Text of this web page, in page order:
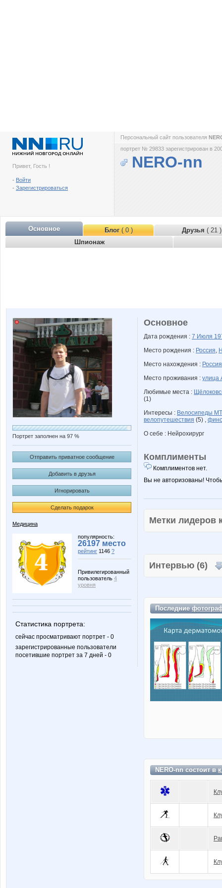
Привет, Гость !
- Войти
- Зарегистрироваться
Персональный сайт пользователя
портрет № 29833 зарегистрирован в
NERO-nn
Основное Блог( 0 ) Друзья ( 21 )
Шпионаж
Портрет заполнен на 97 %
Отправить приватное сообщение
Добавить в друзья
Игнорировать
Сделать подарок
Медицина
популярность:
26197 место
рейтинг 1146 ?
Привилегированный
пользователь 4
уровня
Статистика портрета:
сейчас просматривают портрет - 0
зарегистрированные пользователи
посетившие портрет за 7 дней - 0
Основное
Дата рождения : 7 Июля
Место рождения : Россия,
Место нахождения : Россия
Место проживания : улица
Любимые места :
(1)
Интересы : Велосипеды
велопутешествия (5) ,
О себе : Нейрохирург
Комплименты
Комплиментов нет.
Вы не авторизованы!
Метки
Интервью (6)
Последние
NERO-nn состоит в